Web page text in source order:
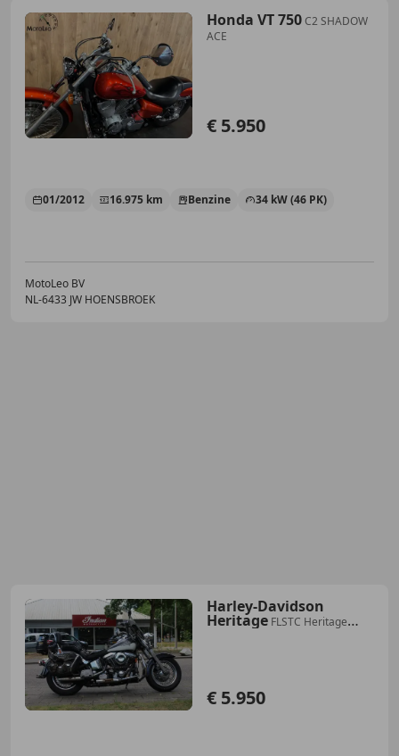
Honda VT 750C2 SHADOW
ACE
€ 5.950
01/2012 16.975 km Benzine 34 kW (46 PK)
MotoLeo BV
NL-6433 JW HOENSBROEK
Harley-Davidson
Heritage FLSTC Heritage
€ 5.950